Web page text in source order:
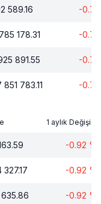
589.16 -0.76
178.31 -0.76
891.55 -0.76
783.11 -0.76
1 aylık Değişim
-0.92 %
327.17 -0.92 %
635.86 -0.92 %